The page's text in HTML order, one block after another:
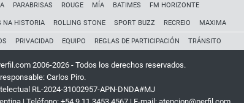
PARABRISAS ROUGE MÍA BATIMES FM HORIZONTE
NA HISTORIA ROLLING STONE SPORT BUZZ RECREIO MAXIMA
PRIVACIDAD EQUIPO REGLAS DE PARTICIPACIÓN TRÁNSITO
2006-2026 - Todos los derechos reservados.
Carlos Piro.
RL-2024-31002957-APN-DNDA#MJ